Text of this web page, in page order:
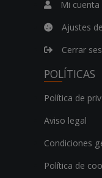
Mi cuenta
Ajustes
Cerrar
POLÍTICAS
Política de
Aviso legal
Condiciones
Política de